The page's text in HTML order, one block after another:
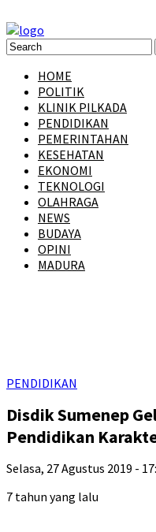
HOME
POLITIK
KLINIK PILKADA
PENDIDIKAN
PEMERINTAHAN
KESEHATAN
EKONOMI
TEKNOLOGI
OLAHRAGA
NEWS
BUDAYA
OPINI
MADURA
PENDIDIKAN
Disdik Sumenep
Pendidikan
Selasa, 27 Agustus 2019 -
7 tahun yang lalu